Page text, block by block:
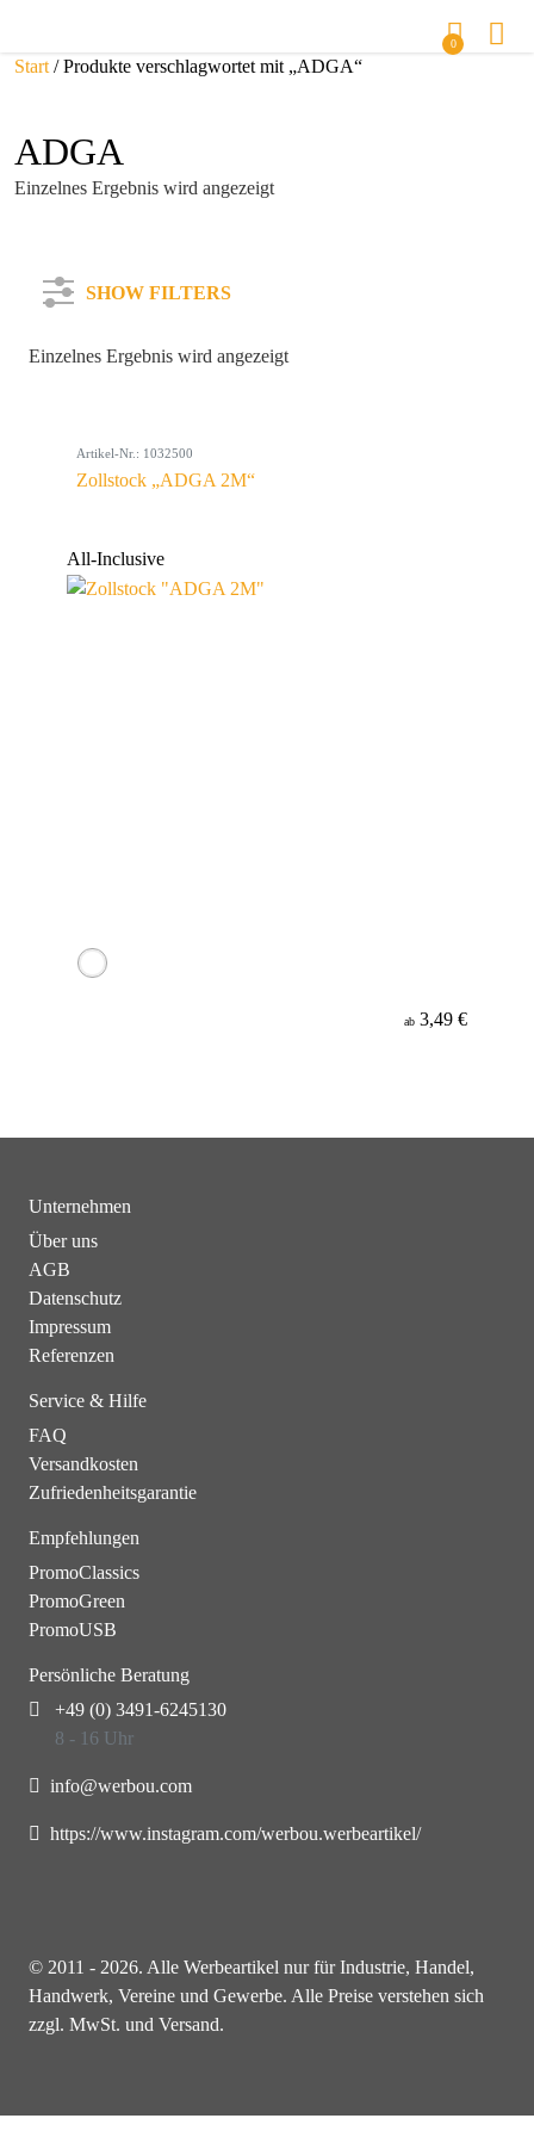
0
Start / Produkte verschlagwortet mit „ADGA“
ADGA
Einzelnes Ergebnis wird angezeigt
SHOW FILTERS
Farbe
Einzelnes Ergebnis wird angezeigt
Artikel-Nr.: 1032500
Zollstock „ADGA 2M“
All-Inclusive
ab 3,49 €
Unternehmen
Über uns
AGB
Datenschutz
Impressum
Referenzen
Service & Hilfe
FAQ
Versandkosten
Zufriedenheitsgarantie
Empfehlungen
PromoClassics
PromoGreen
PromoUSB
Persönliche Beratung
+49 (0) 3491-6245130
8 - 16 Uhr
info@werbou.com
https://www.instagram.com/werbou.werbeartikel/
© 2011 - 2026. Alle Werbeartikel nur für Industrie, Handel,
Handwerk, Vereine und Gewerbe. Alle Preise verstehen sich
zzgl. MwSt. und Versand.